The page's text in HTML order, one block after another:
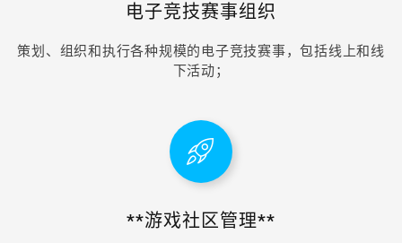
电子竞技赛事组织
策划、组织和执行各种规模的电子竞技赛事，包括线上和线
下活动；
**游戏社区管理**